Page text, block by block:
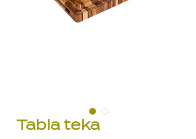
Tabla teka